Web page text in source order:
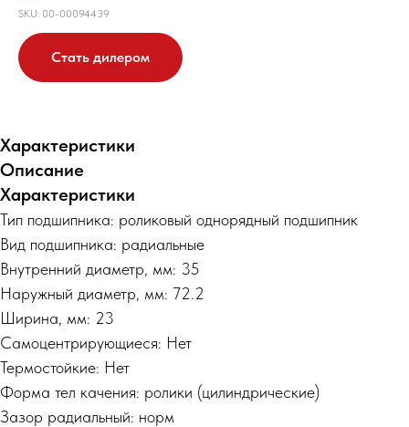
SKU: 00-00094439
Стать дилером
Характеристики
Описание
Характеристики
Тип подшипника: роликовый однорядный подшипник
Вид подшипника: радиальные
Внутренний диаметр, мм: 35
Наружный диаметр, мм: 72.2
Ширина, мм: 23
Самоцентрирующиеся: Нет
Термостойкие: Нет
Форма тел качения: ролики (цилиндрические)
Зазор радиальный: норм